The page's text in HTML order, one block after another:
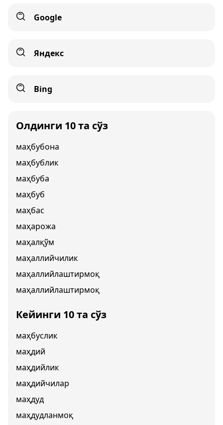
Google
Яндекс
Bing
Олдинги 10 та сўз
маҳбубона
маҳбублик
маҳбуба
маҳбуб
маҳбас
маҳарожа
маҳалқўм
маҳаллийчилик
маҳаллийлаштирмоқ
маҳаллийлаштирмоқ
Кейинги 10 та сўз
маҳбуслик
маҳдий
маҳдийлик
маҳдийчилар
маҳдуд
маҳдудланмоқ